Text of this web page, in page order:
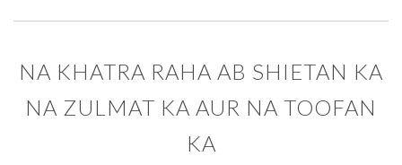
NA KHATRA RAHA AB SHIETAN KA
NA ZULMAT KA AUR NA TOOFAN
KA